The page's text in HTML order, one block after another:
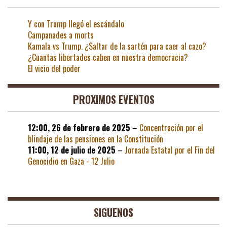
Y con Trump llegó el escándalo
Campanades a morts
Kamala vs Trump. ¿Saltar de la sartén para caer al cazo?
¿Cuantas libertades caben en nuestra democracia?
El vicio del poder
PROXIMOS EVENTOS
12:00, 26 de febrero de 2025 – Concentración por el
blindaje de las pensiones en la Constitución
11:00, 12 de julio de 2025 – Jornada Estatal por el Fin del
Genocidio en Gaza - 12 Julio
SIGUENOS